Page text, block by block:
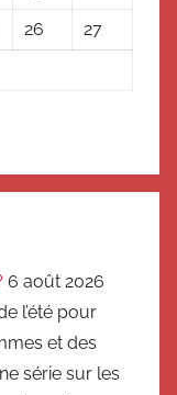
26
27
6 août 2026
l’été pour
et des
série sur les